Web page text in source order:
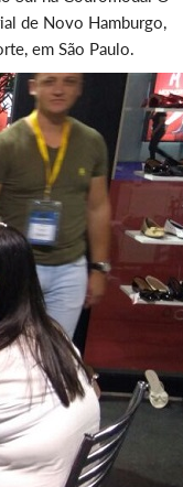
de Novo Hamburgo,
em São Paulo.